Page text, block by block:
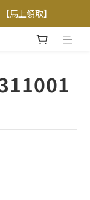
馬上領取】